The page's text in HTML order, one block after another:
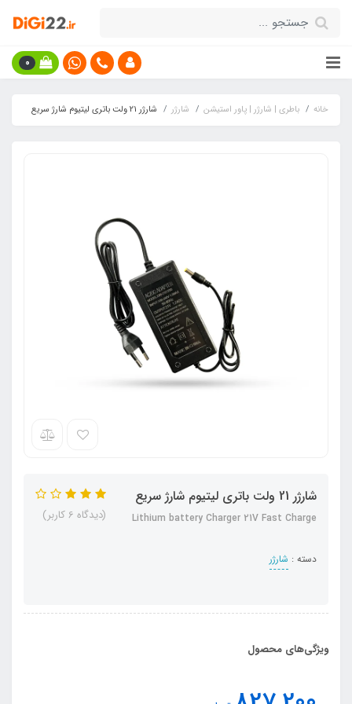
0
خانه باطری | شارژر | پاور استیشن شارژر شارژر 21 ولت باتری لیتیوم شارژ سریع
شارژر 21 ولت باتری لیتیوم شارژ سریع
Lithium battery Charger 21V Fast Charge
دسته : شارژر
(دیدگاه 6 کاربر)
ویژگی‌های محصول